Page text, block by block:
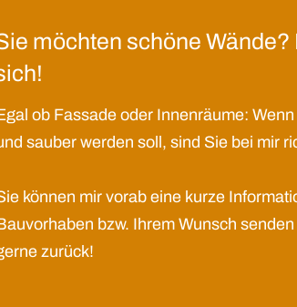
möchten schöne Wände?
ob Fassade oder Innenräume:
sauber werden soll, sind Sie bei mir
können mir vorab eine kurze
bzw. Ihrem Wunsch
zurück!